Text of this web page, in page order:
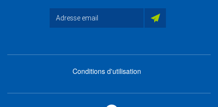
footer
Conditions d'utilisation